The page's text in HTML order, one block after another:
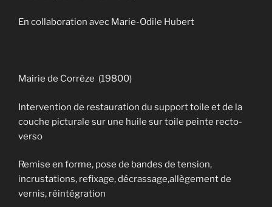
En collaboration avec Marie-Odile Hubert
Mairie de Corrèze (19800)
Intervention de restauration du support toile et de la
couche picturale sur une huile sur toile peinte recto-
verso
Remise en forme, pose de bandes de tension,
incrustations, refixage, décrassage,allègement de
vernis, réintégration